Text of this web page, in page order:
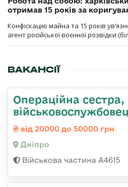
отримав 15 років за
Конфіскацію майна та 15 років
агент російської воєнної розвідки
ВАКАНСІЇ
Операційна сестра,
від 20000 до 50000 грн
Дніпро
Військова частина А4615